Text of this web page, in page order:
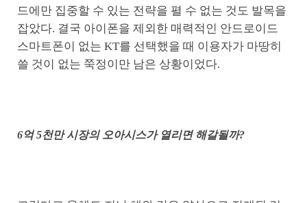
드에만 집중할 수 있는 전략을 펼 수 없는 것도 발목을
잡았다. 결국 아이폰을 제외한 매력적인 안드로이드
스마트폰이 없는 KT를 선택했을 때 이용자가 마땅히
쓸 것이 없는 쭉정이만 남은 상황이었다.
6억 5천만 시장의 오아시스가 열리면 해갈될까?